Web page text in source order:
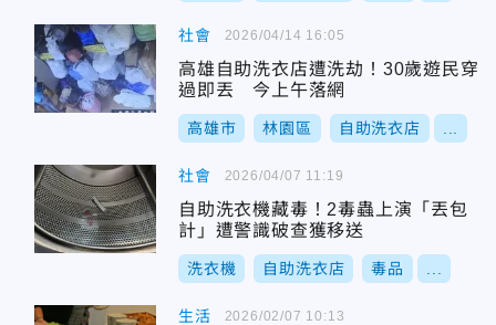
社會
高雄自助洗衣店遭洗劫！30歲遊民穿
過即丟 今上午落網
高雄市 林園區 自助洗衣店
2026/04/14 16:05
社會
自助洗衣機藏毒！2毒蟲上演「丟包
計」遭警識破查獲移送
洗衣機 自助洗衣店 毒品
2026/04/07 11:19
生活 2026/02/07 10:13